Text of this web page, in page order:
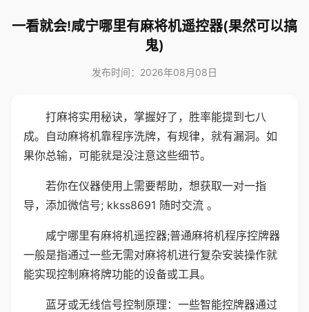
一看就会!咸宁哪里有麻将机遥控器(果然可以搞
鬼)
发布时间：2026年08月08日
打麻将实用秘诀，掌握好了，胜率能提到七八
成。自动麻将机靠程序洗牌，有规律，就有漏洞。如
果你总输，可能就是没注意这些细节。
若你在仪器使用上需要帮助，想获取一对一指
导，添加微信号; kkss8691 随时交流 。
咸宁哪里有麻将机遥控器;普通麻将机程序控牌器
一般是指通过一些无需对麻将机进行复杂安装操作就
能实现控制麻将牌功能的设备或工具。
蓝牙或无线信号控制原理：一些智能控牌器通过